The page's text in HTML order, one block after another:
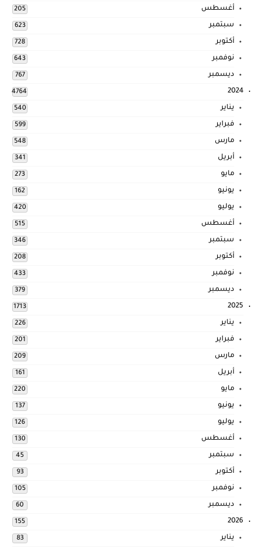
أغسطس 205
سبتمبر 623
أكتوبر 728
نوفمبر 643
ديسمبر 767
2024
4764
يناير 540
فبراير 599
مارس 548
أبريل 341
مايو 273
يونيو 162
يوليو 420
أغسطس 515
سبتمبر 346
أكتوبر 208
نوفمبر 433
ديسمبر 379
2025
1713
يناير 226
فبراير 201
مارس 209
أبريل 161
مايو 220
يونيو 137
يوليو 126
أغسطس 130
سبتمبر 45
أكتوبر 93
نوفمبر 105
ديسمبر 60
2026
155
يناير 83